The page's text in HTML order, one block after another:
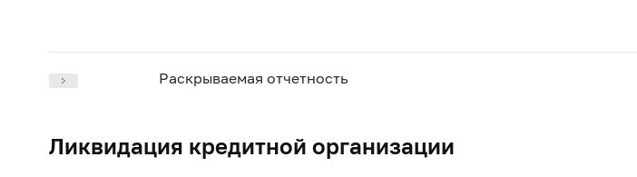
Раскрываемая отчетность
Ликвидация кредитной организации